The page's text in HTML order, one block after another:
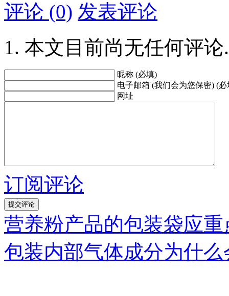
评论 (0) 发表评论
本文目前尚无任何评论.
昵称 (必填)
电子邮箱 (我们会为您保密) (必
网址
订阅评论
营养粉产品的包装袋应
包装内部气体成分为什